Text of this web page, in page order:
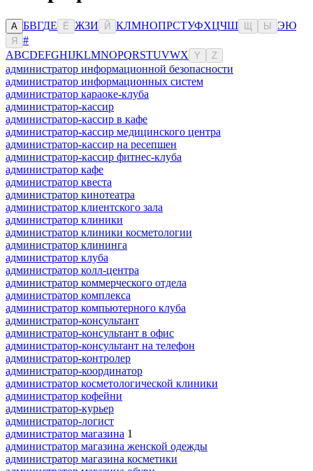
А БВГДЕ Ё ЖЗИ Й КЛМНОПРСТУФХЦЧШ Ы ЭЮ
Я
#
ABCDEFGHIJKLMNOPQRSTUVWX Y Z
администратор информационной безопасности
администратор информационных систем
администратор караоке-клуба
администратор-кассир
администратор-кассир в кафе
администратор-кассир медицинского центра
администратор-кассир на ресепшен
администратор-кассир фитнес-клуба
администратор кафе
администратор квеста
администратор кинотеатра
администратор клиентского зала
администратор клиники
администратор клиники косметологии
администратор клининга
администратор клуба
администратор колл-центра
администратор коммерческого отдела
администратор комплекса
администратор компьютерного клуба
администратор-консультант
администратор-консультант в офис
администратор-консультант на телефон
администратор-контролер
администратор-координатор
администратор косметологической клиники
администратор кофейни
администратор-курьер
администратор-логист
администратор магазина 1
администратор магазина женской одежды
администратор магазина косметики